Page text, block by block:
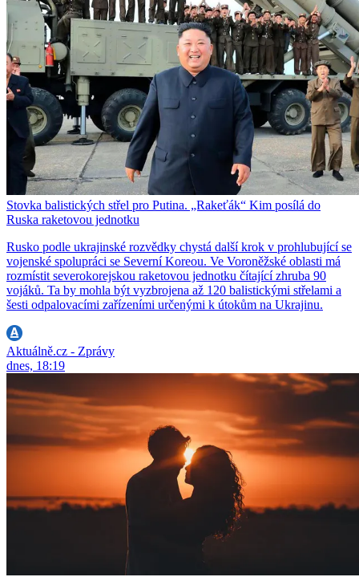
Stovka balistických střel pro Putina. „Rakeťák“ Kim posílá do
Ruska raketovou jednotku
Rusko podle ukrajinské rozvědky chystá další krok v prohlubující se
vojenské spolupráci se Severní Koreou. Ve Voroněžské oblasti má
rozmístit severokorejskou raketovou jednotku čítající zhruba 90
vojáků. Ta by mohla být vyzbrojena až 120 balistickými střelami a
šesti odpalovacími zařízeními určenými k útokům na Ukrajinu.
Aktuálně.cz - Zprávy
dnes, 18:19